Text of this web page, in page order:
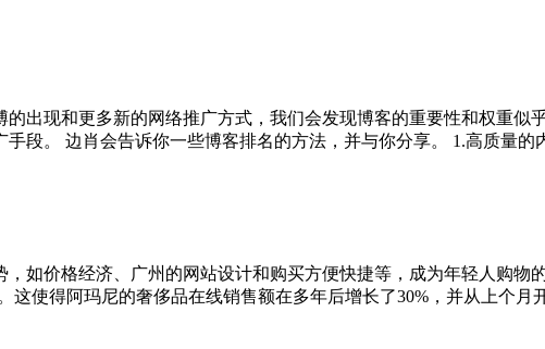
出现和更多新的网络推广方式，我们会发现博客的重要性和权重似
段。 边肖会告诉你一些博客排名的方法，并与你分享。 1.高质量的
如价格经济、广州的网站设计和购买方便快捷等，成为年轻人购物
这使得阿玛尼的奢侈品在线销售额在多年后增长了30%，并从上个月